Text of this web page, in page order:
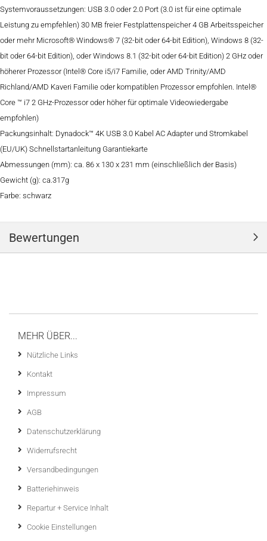
Systemvoraussetzungen: USB 3.0 oder 2.0 Port (3.0 ist für eine optimale
Leistung zu empfehlen) 30 MB freier Festplattenspeicher 4 GB Arbeitsspeicher
oder mehr Microsoft® Windows® 7 (32-bit oder 64-bit Edition), Windows 8 (32-
bit oder 64-bit Edition), oder Windows 8.1 (32-bit oder 64-bit Edition) 2 GHz oder
höherer Prozessor (Intel® Core i5/i7 Familie, oder AMD Trinity/AMD
Richland/AMD Kaveri Familie oder kompatiblen Prozessor empfohlen. Intel®
Core ™ i7 2 GHz-Prozessor oder höher für optimale Videowiedergabe
empfohlen)
Packungsinhalt: Dynadock™ 4K USB 3.0 Kabel AC Adapter und Stromkabel
(EU/UK) Schnellstartanleitung Garantiekarte
Abmessungen (mm): ca. 86 x 130 x 231 mm (einschließlich der Basis)
Gewicht (g): ca.317g
Farbe: schwarz
Bewertungen
MEHR ÜBER...
Nützliche Links
Kontakt
Impressum
AGB
Datenschutzerklärung
Widerrufsrecht
Versandbedingungen
Batteriehinweis
Repartur + Service Inhalt
Cookie Einstellungen